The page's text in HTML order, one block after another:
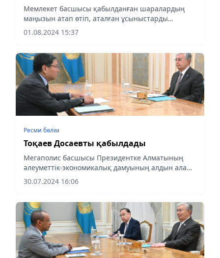
Мемлекет басшысы қабылданған шаралардың
маңызын атап өтіп, аталған ұсыныстарды
қолдады.
01.08.2024 15:37
Ресми бөлім
Тоқаев Досаевты қабылдады
Мегаполис басшысы Президентке Алматының
әлеуметтік-экономикалық дамуының алдын ала
қорытындысы туралы есеп берді.
30.07.2024 16:06